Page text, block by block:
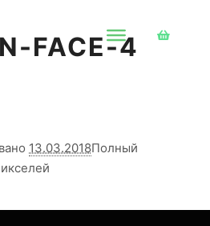
FACE-4
13.03.2018Полный